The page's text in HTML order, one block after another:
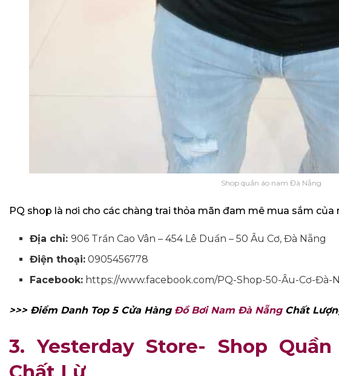
Shop quần áo nam Đà Nẵng
PQ shop là nơi cho các chàng trai thỏa mãn đam mê mua sắm của
Địa chỉ:906 Trần Cao Vân – 454 Lê Duẩn – 50 Âu Cơ, Đà Nẵng
Điện thoại: 0905456778
Facebook: https://www.facebook.com/PQ-Shop-50-Âu-Cơ-Đà-
>>> Điểm Danh Top 5 Cửa Hàng Đồ Bơi Nam Đà NẵngChất
3. Yesterday Store- Shop